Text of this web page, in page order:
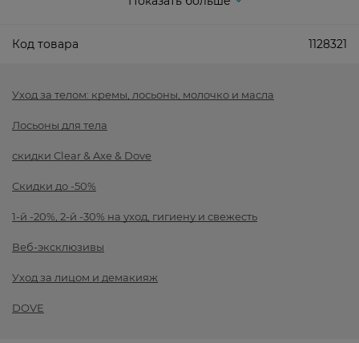
Код товара 1128321
Уход за телом: кремы, лосьоны, молочко и масла
Лосьоны для тела
скидки Clear & Axe & Dove
Скидки до -50%
1-й -20%, 2-й -30% на уход, гигиену и свежесть
Веб-эксклюзивы
Уход за лицом и демакияж
DOVE